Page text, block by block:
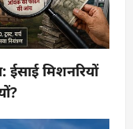
मिशनरियों